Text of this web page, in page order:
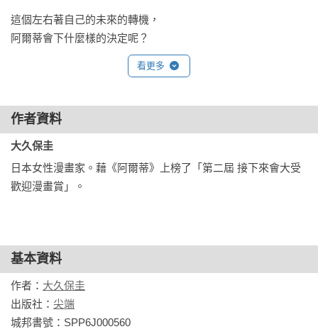
這個左右著自己的未來的轉機，
阿爾蒂會下什麼樣的決定呢？
看更多
作者資料
大久保圭
日本女性漫畫家。藉《阿爾蒂》上榜了「第二屆 接下來會大受
歡迎漫畫賞」。
基本資料
作者： 大久保圭
出版社： 尖端
城邦書號：SPP6J000560